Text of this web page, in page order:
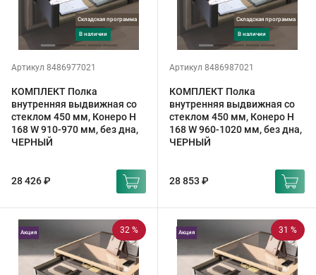
Складская программа
в наличии
Артикул 8486977021
КОМПЛЕКТ Полка
внутренняя выдвижная со
стеклом 450 мм, Конеро H
168 W 910-970 мм, без дна,
ЧЕРНЫЙ
28 426 ₽
Складская программа
в наличии
Артикул 8486987021
КОМПЛЕКТ Полка
внутренняя выдвижная со
стеклом 450 мм, Конеро H
168 W 960-1020 мм, без дна,
ЧЕРНЫЙ
28 853 ₽
32 %
Акция 31 %
Акция